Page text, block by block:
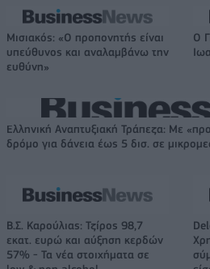
Μισιακός: «Ο προπονητής είναι
υπεύθυνος και αναλαμβάνω την
ευθύνη»
Ο
Ελληνική Αναπτυξιακή Τράπεζα: Με
δρόμο για δάνεια έως 5 δισ. σε
Β.Σ. Καρούλιας: Τζίρος 98,7
εκατ. ευρώ και αύξηση κερδών
57% - Τα νέα στοιχήματα σε